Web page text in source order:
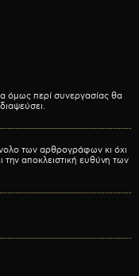
όμως περί συνεργασίας θα
των αρθρογράφων κι όχι
αποκλειστική ευθύνη των